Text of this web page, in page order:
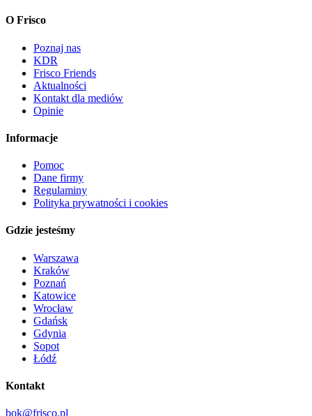
O Frisco
Poznaj nas
KDR
Frisco Friends
Aktualności
Kontakt dla mediów
Opinie
Informacje
Pomoc
Dane firmy
Regulaminy
Polityka prywatności i cookies
Gdzie jesteśmy
Warszawa
Kraków
Poznań
Katowice
Wrocław
Gdańsk
Gdynia
Sopot
Łódź
Kontakt
bok@frisco.pl